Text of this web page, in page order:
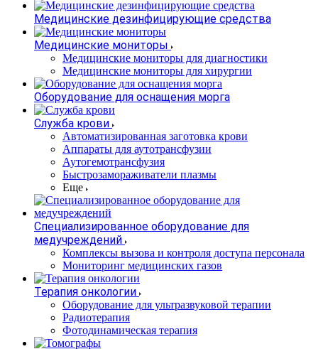
Медицинские дезинфицирующие средства
Медицинские мониторы
Медицинские мониторы для диагностики
Медицинские мониторы для хирургии
Оборудование для оснащения морга
Служба крови
Автоматизированная заготовка крови
Аппараты для аутотрансфузии
Аутогемотрансфузия
Быстрозамораживатели плазмы
Еще
Специализированное оборудование для
медучреждений
Комплексы вызова и контроля доступа персонала
Мониторинг медицинских газов
Терапия онкологии
Оборудование для ультразвуковой терапии
Радиотерапия
Фотодинамическая терапия